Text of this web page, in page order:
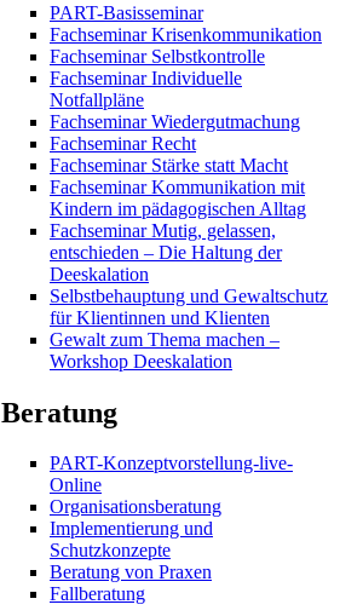
PART-Basisseminar
Fachseminar Krisenkommunikation
Fachseminar Selbstkontrolle
Fachseminar Individuelle
Notfallpläne
Fachseminar Wiedergutmachung
Fachseminar Recht
Fachseminar Stärke statt Macht
Fachseminar Kommunikation mit
Kindern im pädagogischen Alltag
Fachseminar Mutig, gelassen,
entschieden – Die Haltung der
Deeskalation
Selbstbehauptung und Gewaltschutz
für Klientinnen und Klienten
Gewalt zum Thema machen –
Workshop Deeskalation
Beratung
PART-Konzeptvorstellung-live-
Online
Organisationsberatung
Implementierung und
Schutzkonzepte
Beratung von Praxen
Fallberatung